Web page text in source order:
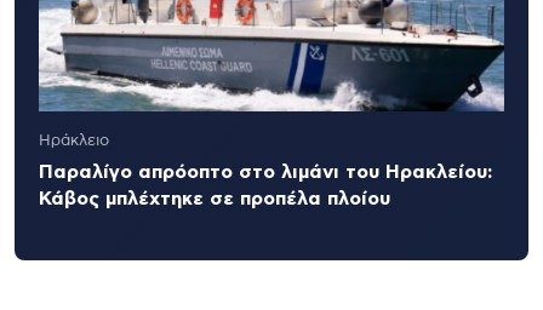
Ηράκλειο
Παραλίγο απρόοπτο στο λιμάνι του Ηρακλείου:
Κάβος μπλέχτηκε σε προπέλα πλοίου